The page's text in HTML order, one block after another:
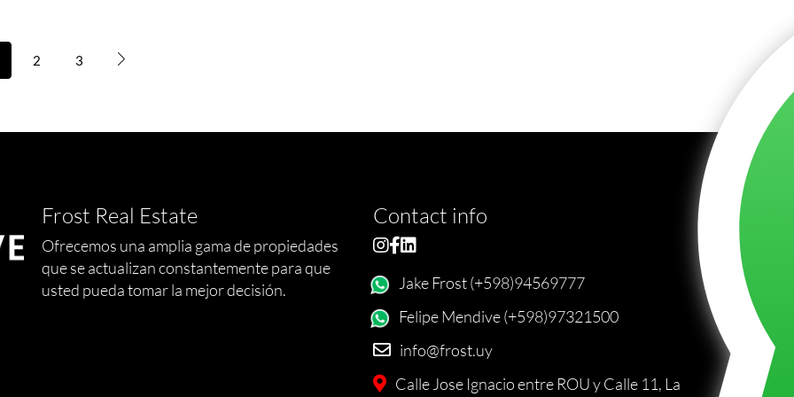
2 3
Frost Real Estate
Ofrecemos una amplia gama de propiedades
que se actualizan constantemente para que
usted pueda tomar la mejor decisión.
Contact info
Jake Frost (+598)94569777
Felipe Mendive (+598)97321500
info@frost.uy
Calle Jose Ignacio entre ROU y Calle 11, La